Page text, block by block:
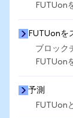
FUTUon
FUTUonを
ブロック
FUTUon
予測
FUTUon